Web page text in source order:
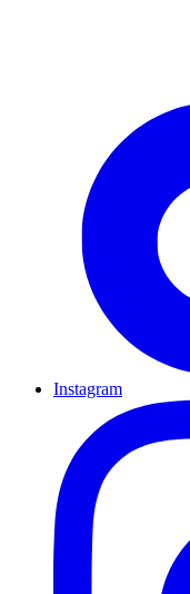
Instagram